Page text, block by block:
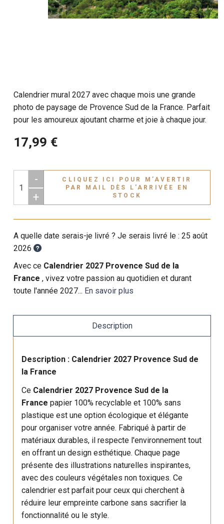
Calendrier mural 2027 avec chaque mois une grande
photo de paysage de Provence Sud de la France. Parfait
pour les amoureux ajoutant charme et joie à chaque jour.
17,99 €
-
+
CLIQUEZ ICI POUR M’AVERTIR
PAR MAIL DÈS L'ARRIVÉE EN
STOCK
A quelle date serais-je livré ? Je serais livré le :25 août
2026
Avec ce Calendrier 2027 Provence Sud de la
France, vivez votre passion au quotidien et durant
toute l'année 2027... En savoir plus
Description
Description : Calendrier 2027 Provence Sud de
la France
Ce Calendrier 2027 Provence Sud de la
Francepapier 100% recyclable et 100% sans
plastique est une option écologique et élégante
pour organiser votre année. Fabriqué à partir de
matériaux durables, il respecte l'environnement tout
en offrant un design esthétique. Chaque page
présente des illustrations naturelles inspirantes,
avec des couleurs végétales non toxiques. Ce
calendrier est parfait pour ceux qui cherchent à
réduire leur empreinte carbone sans sacrifier la
fonctionnalité ou le style.